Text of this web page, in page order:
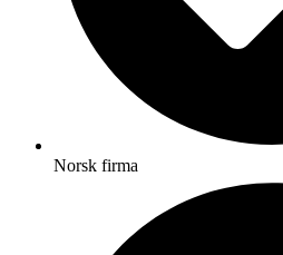
Norsk firma